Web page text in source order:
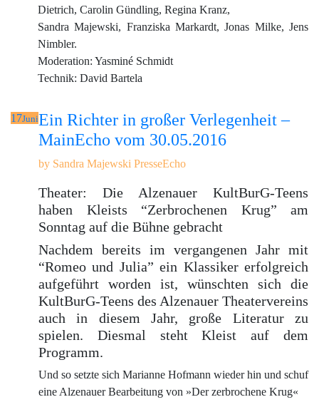
Dietrich, Carolin Gündling, Regina Kranz,
Sandra Majewski, Franziska Markardt, Jonas Milke, Jens
Nimbler.
Moderation: Yasminé Schmidt
Technik: David Bartela
17JuniEin Richter in großer Verlegenheit –
MainEcho vom 30.05.2016
by Sandra Majewski PresseEcho
Theater: Die Alzenauer KultBurG-Teens
haben Kleists “Zerbrochenen Krug” am
Sonntag auf die Bühne gebracht
Nachdem bereits im vergangenen Jahr mit
“Romeo und Julia” ein Klassiker erfolgreich
aufgeführt worden ist, wünschten sich die
KultBurG-Teens des Alzenauer Theatervereins
auch in diesem Jahr, große Literatur zu
spielen. Diesmal steht Kleist auf dem
Programm.
Und so setzte sich Marianne Hofmann wieder hin und schuf
eine Alzenauer Bearbeitung von »Der zerbrochene Krug«